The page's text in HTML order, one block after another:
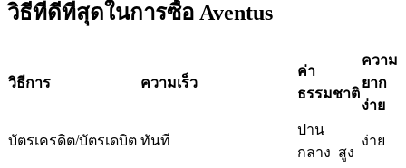
เข้าร่วมกับเทรดเดอร์ชั้นนำ
วิธีที่ดีที่สุดในการซื้อ Aventus
วิธีการ ความเร็ว
ค่า
ธรรมชาติ
ความ
ยาก
ง่าย
บัตรเครดิต/บัตรเดบิต ทันที
ปาน
กลาง–สูง
ง่าย